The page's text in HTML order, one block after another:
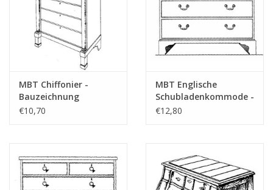
MBT Chiffonier -
Bauzeichnung
Maßstab 1 : N/A
€10,70
MBT Englische
Schubladenkommode -
Bauzeichnung
€12,80